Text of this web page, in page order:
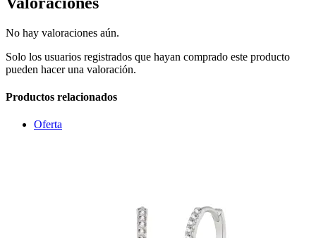
No hay valoraciones aún.
Solo los usuarios registrados que hayan comprado este producto
pueden hacer una valoración.
Productos relacionados
Oferta